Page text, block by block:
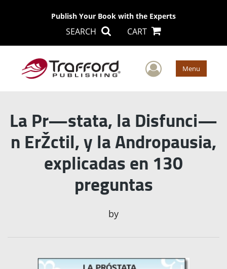
Publish Your Book with the Experts
SEARCH CART
User Menu
La Pr—stata, la Disfunci—
n ErŽctil, y la Andropausia,
explicadas en 130
preguntas
by